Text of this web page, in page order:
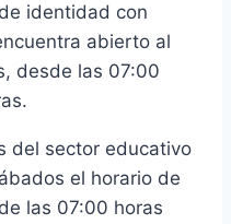
identidad con
abierto al
desde las 07:00
del sector educativo
el horario de
las 07:00 horas